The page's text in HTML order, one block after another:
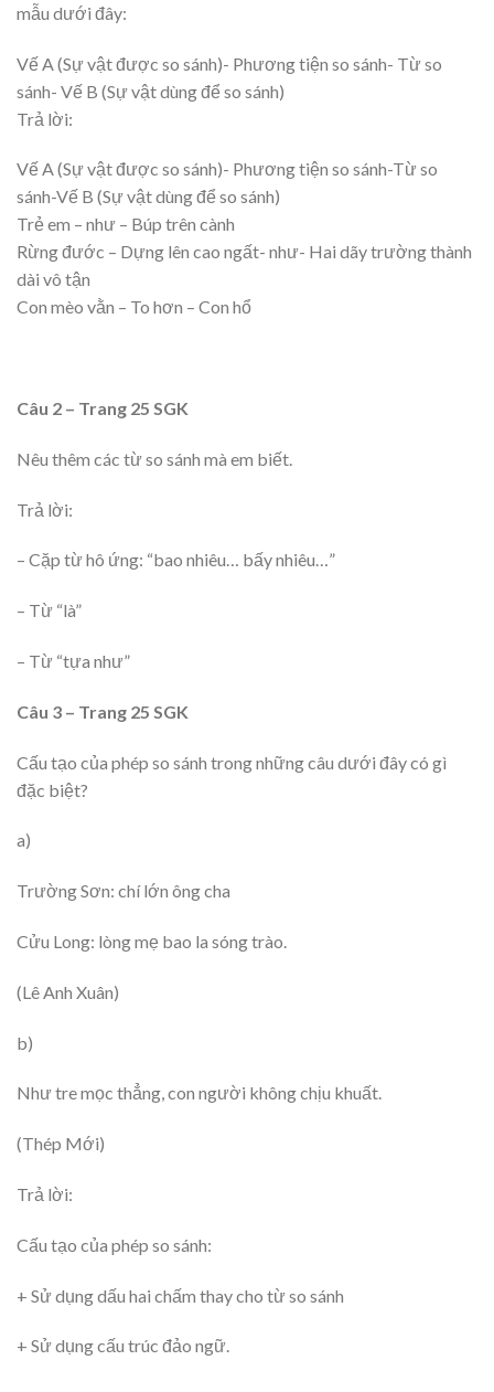
mẫu dưới đây:
Vế A (Sự vật được so sánh)- Phương tiện so sánh- Từ so
sánh- Vế B (Sự vật dùng để so sánh)
Trả lời:
Vế A (Sự vật được so sánh)- Phương tiện so sánh-Từ so
sánh-Vế B (Sự vật dùng để so sánh)
Trẻ em – như – Búp trên cành
Rừng đước – Dựng lên cao ngất- như- Hai dãy trường thành
dài vô tận
Con mèo vằn – To hơn – Con hổ
Câu 2 – Trang 25 SGK
Nêu thêm các từ so sánh mà em biết.
Trả lời:
– Cặp từ hô ứng: “bao nhiêu… bấy nhiêu…”
– Từ “là”
– Từ “tựa như”
Câu 3 – Trang 25 SGK
Cấu tạo của phép so sánh trong những câu dưới đây có gì
đặc biệt?
a)
Trường Sơn: chí lớn ông cha
Cửu Long: lòng mẹ bao la sóng trào.
(Lê Anh Xuân)
b)
Như tre mọc thẳng, con người không chịu khuất.
(Thép Mới)
Trả lời:
Cấu tạo của phép so sánh:
+ Sử dụng dấu hai chấm thay cho từ so sánh
+ Sử dụng cấu trúc đảo ngữ.